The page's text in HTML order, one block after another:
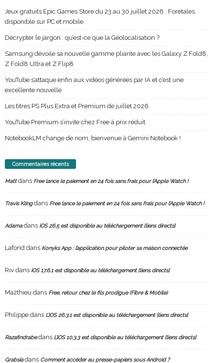
Jeux gratuits Epic Games Store du 23 au 30 juillet 2026 : Foretales,
disponible sur PC et mobile
Décrypter le jargon : qu’est-ce que la Géolocalisation ?
Samsung dévoile sa nouvelle gamme pliante avec les Galaxy Z Fold8,
Z Fold8 Ultra et Z Flip8
YouTube s’attaque enfin aux vidéos générées par IA et c’est une
excellente nouvelle
Les titres PS Plus Extra et Premium de juillet 2026
YouTube Premium s’invite chez Free à prix réduit
NotebookLM change de nom, bienvenue à Gemini Notebook !
Commentaires récents
Mattdans Free lance le paiement en 24 fois sans frais pour l’Apple Watch !
Travis Klingdans Free lance le paiement en 24 fois sans frais pour l’Apple Watch !
Adamadans iOS 26.5 est disponible au téléchargement [liens directs]
Lafond dans Konyks App : l’application pour piloter sa maison connectée
Riv dans iOS 17.6.1 est disponible au téléchargement [liens directs]
Ma2thieu dans Free, retour chez le fils prodigue (Fibre & Mobile)
Philippe dans L’iOS 26.3.1 est disponible au téléchargement [liens directs]
Razafindrabedans L’iOS 10.3.3 est disponible au téléchargement [liens directs]
Grabsiadans Comment accéder au presse-papiers sous Android ?